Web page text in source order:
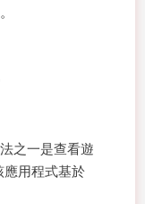
之一是查看遊
用程式基於